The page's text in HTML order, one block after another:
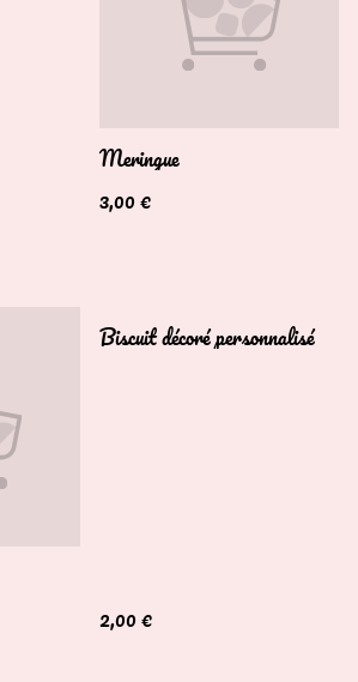
Meringue
3,00 €
Biscuit décoré personnalisé
2,00 €